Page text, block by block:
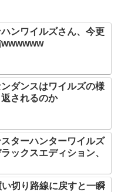
今更体験版を配信
い日本の店員を黙らせる方法」
分だけの時間。
、PCエンジンミニ、メガドラ
ハンワイルズさん、今更
ダンスはワイルズの様
されるのか
スターハンターワイルズ
ックスエディション、
い切り路線に戻すと一瞬